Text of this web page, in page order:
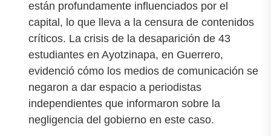
están profundamente influenciados por el
capital, lo que lleva a la censura de contenidos
críticos. La crisis de la desaparición de 43
estudiantes en Ayotzinapa, en Guerrero,
evidenció cómo los medios de comunicación se
negaron a dar espacio a periodistas
independientes que informaron sobre la
negligencia del gobierno en este caso.